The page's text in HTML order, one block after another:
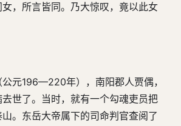
，所言皆同。乃大惊叹，竟以此女
元196—220年），南阳郡人贾偶，
世了。当时，就有一个勾魂吏员把
。东岳大帝属下的司命判官查阅了